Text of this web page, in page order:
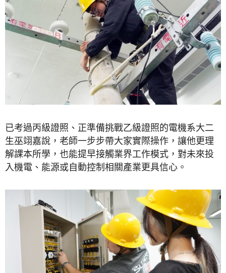
已考過丙級證照、正準備挑戰乙級證照的電機系大二
生巫翊嘉說，老師一步步帶大家實際操作，讓他更理
解課本所學，也能提早接觸業界工作模式，對未來投
入機電、能源或自動控制相關產業更具信心。